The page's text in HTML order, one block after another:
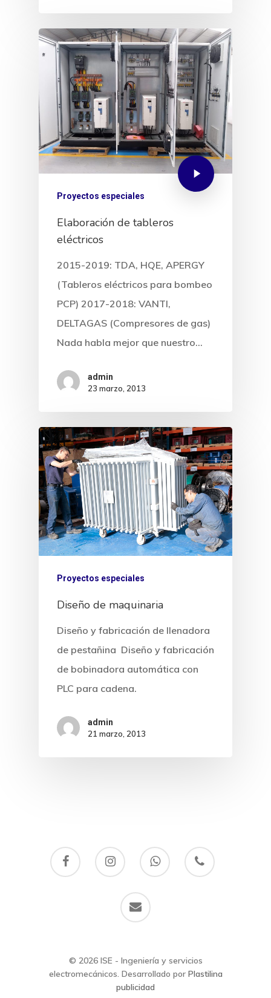
Proyectos especiales
Elaboración de tableros
eléctricos
2015-2019: TDA, HQE, APERGY
(Tableros eléctricos para bombeo
PCP) 2017-2018: VANTI,
DELTAGAS (Compresores de gas)
Nada habla mejor que nuestro…
admin
23 marzo, 2013
Proyectos especiales
Diseño de maquinaria
Diseño y fabricación de llenadora
de pestañina Diseño y fabricación
de bobinadora automática con
PLC para cadena.
admin
21 marzo, 2013
© 2026 ISE - Ingeniería y servicios
electromecánicos. Desarrollado por Plastilina
publicidad
Contacto